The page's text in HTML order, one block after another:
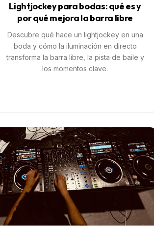
Lightjockey para bodas: qué es y
por qué mejora la barra libre
Descubre qué hace un lightjockey en una
boda y cómo la iluminación en directo
transforma la barra libre, la pista de baile y
los momentos clave.